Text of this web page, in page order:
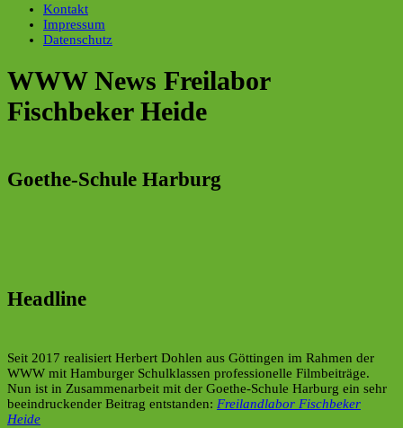
Kontakt
Impressum
Datenschutz
WWW News Freilabor
Fischbeker Heide
Goethe-Schule Harburg
Headline
Seit 2017 realisiert Herbert Dohlen aus Göttingen im Rahmen der
WWW mit Hamburger Schulklassen professionelle Filmbeiträge.
Nun ist in Zusammenarbeit mit der Goethe-Schule Harburg ein sehr
beeindruckender Beitrag entstanden: Freilandlabor Fischbeker
Heide